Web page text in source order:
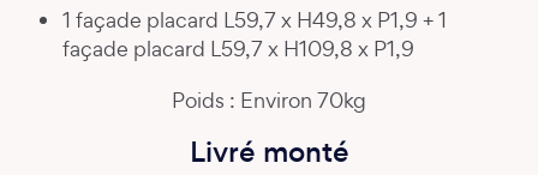
1 façade placard L59,7 x H49,8 x P1,9 + 1
façade placard L59,7 x H109,8 x P1,9
Poids : Environ 70kg
Livré monté